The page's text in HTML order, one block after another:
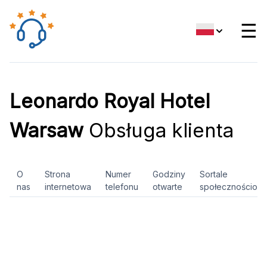
☰
Leonardo Royal Hotel
WarsawObsługa klienta
O
nas
Strona
internetowa
Numer
telefonu
Godziny
otwarte
Sortale